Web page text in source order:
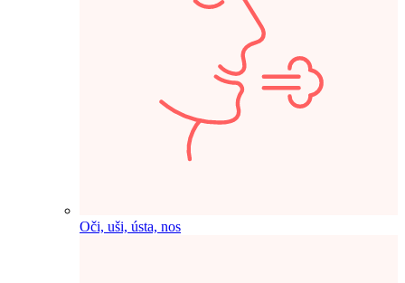
Oči, uši, ústa, nos